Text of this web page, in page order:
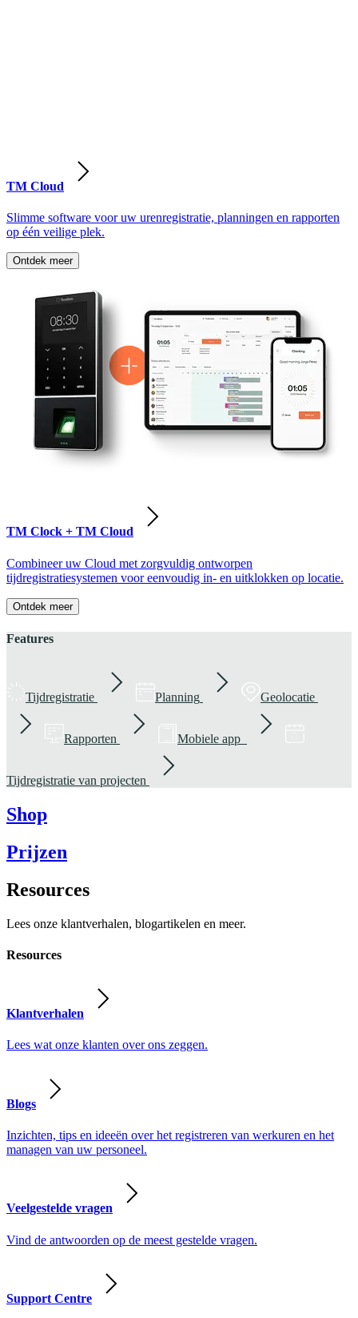
TM Cloud
Slimme software voor uw urenregistratie, planningen en rapporten
op één veilige plek.
Ontdek meer
TM Clock + TM Cloud
Combineer uw Cloud met zorgvuldig ontworpen
tijdregistratiesystemen voor eenvoudig in- en uitklokken op locatie.
Ontdek meer
Features
Tijdregistratie Planning Geolocatie
Rapporten Mobiele app
Tijdregistratie van projecten
Shop
Prijzen
Resources
Lees onze klantverhalen, blogartikelen en meer.
Resources
Klantverhalen
Lees wat onze klanten over ons zeggen.
Blogs
Inzichten, tips en ideeën over het registreren van werkuren en het
managen van uw personeel.
Veelgestelde vragen
Vind de antwoorden op de meest gestelde vragen.
Support Centre